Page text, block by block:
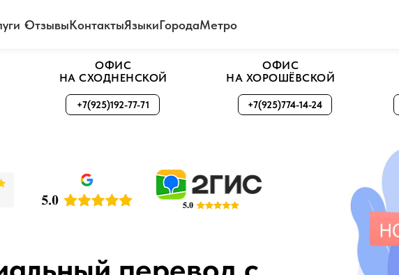
ОтзывыКонтактыЯзыкиГородаМетро
+7(925)192-77-71 +7(925)774-14-24
ОФИС
НА ХОРОШЁВСКОЙ
ОФИС
НА СХОДНЕНСКОЙ